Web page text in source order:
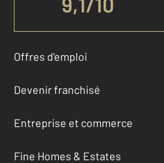
Offres d'emploi
Devenir franchisé
Entreprise et commerce
Fine Homes & Estates